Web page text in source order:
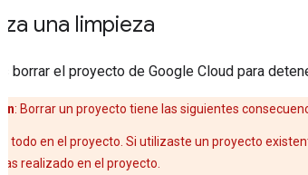
"lng"
},
"lat" : 33.8068768,
"lng"
118.3527671
}
"copyrights" : "Map data ©2016
"legs"
: [
una limpieza
borrar el proyecto de Google Cloud para
: Borrar un proyecto tiene las siguientes
todo en el proyecto. Si utilizaste un proyecto
realizado en el proyecto.